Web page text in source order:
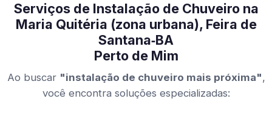
Serviços de Instalação de Chuveiro na
Maria Quitéria (zona urbana), Feira de
Santana‑BA
Perto de Mim
Ao buscar "instalação de chuveiro mais próxima",
você encontra soluções especializadas: